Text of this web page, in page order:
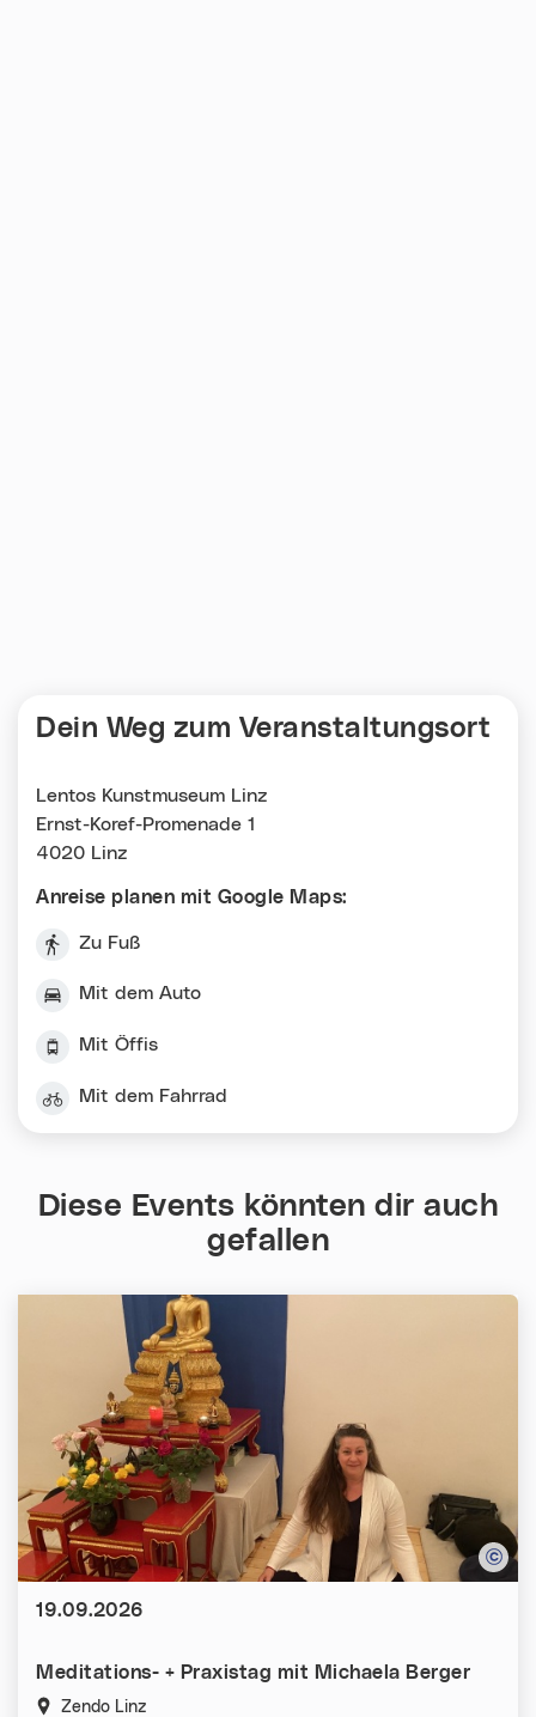
Dein Weg zum Veranstaltungsort
Lentos Kunstmuseum Linz
Ernst-Koref-Promenade 1
4020 Linz
Anreise planen mit Google Maps:
Zu Fuß
Mit dem Auto
Mit Öffis
Mit dem Fahrrad
Diese Events könnten dir auch
gefallen
Meditations- + Praxistag mit Michaela Berger
Zendo Linz
Datum:
19.09.2026